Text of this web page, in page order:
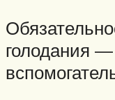
голодания